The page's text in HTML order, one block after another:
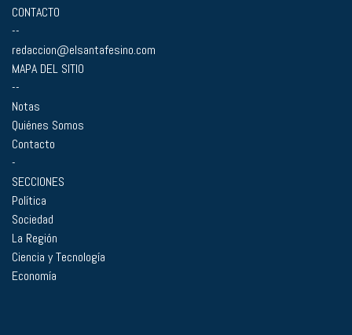
CONTACTO
--
redaccion@elsantafesino.com
MAPA DEL SITIO
--
Notas
Quiénes Somos
Contacto
-
SECCIONES
Política
Sociedad
La Región
Ciencia y Tecnología
Economía